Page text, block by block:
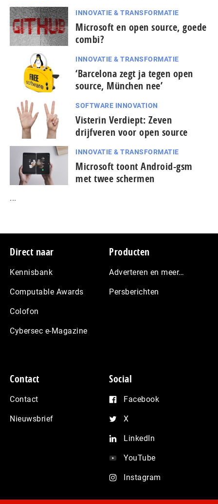
INNOVATIE & TRANSFORMATIE
Microsoft en open source, goede
combi?
INNOVATIE & TRANSFORMATIE
‘Barcelona zegt ja tegen open
source, München nee’
SOFTWARE INNOVATION
Visterin Verdiept: Zeven
drijfveren voor open source
INNOVATIE & TRANSFORMATIE
Microsoft toont Android-gsm
met twee schermen
...
Footer
Direct naar
Kennisbank
Computable Awards
Colofon
Cybersec e-Magazine
Producten
Adverteren en meer…
Persberichten
Contact
Contact
Nieuwsbrief
Social
Facebook
X
LinkedIn
YouTube
Instagram